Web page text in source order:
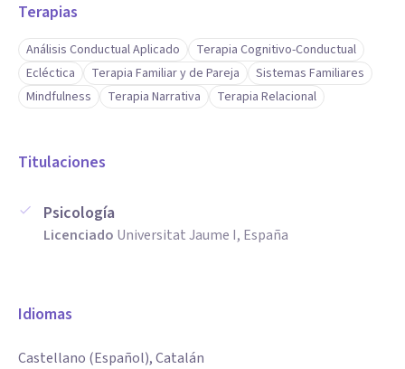
Terapias
Análisis Conductual Aplicado
Terapia Cognitivo-Conductual
Ecléctica
Terapia Familiar y de Pareja
Sistemas Familiares
Mindfulness
Terapia Narrativa Terapia Relacional
Titulaciones
Psicología
Licenciado Universitat Jaume I, España
Idiomas
Castellano (Español), Catalán